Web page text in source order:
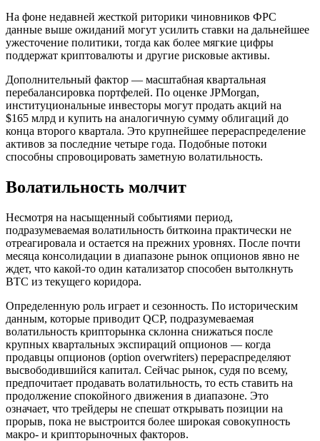
На фоне недавней жесткой риторики чиновников ФРС
данные выше ожиданий могут усилить ставки на дальнейшее
ужесточение политики, тогда как более мягкие цифры
поддержат криптовалюты и другие рисковые активы.
Дополнительный фактор — масштабная квартальная
перебалансировка портфелей. По оценке JPMorgan,
институциональные инвесторы могут продать акций на
$165 млрд и купить на аналогичную сумму облигаций до
конца второго квартала. Это крупнейшее перераспределение
активов за последние четыре года. Подобные потоки
способны спровоцировать заметную волатильность.
Волатильность молчит
Несмотря на насыщенный событиями период,
подразумеваемая волатильность биткоина практически не
отреагировала и остается на прежних уровнях. После почти
месяца консолидации в диапазоне рынок опционов явно не
ждет, что какой-то один катализатор способен вытолкнуть
BTC из текущего коридора.
Определенную роль играет и сезонность. По историческим
данным, которые приводит QCP, подразумеваемая
волатильность крипторынка склонна снижаться после
крупных квартальных экспираций опционов — когда
продавцы опционов (option overwriters) перераспределяют
высвободившийся капитал. Сейчас рынок, судя по всему,
предпочитает продавать волатильность, то есть ставить на
продолжение спокойного движения в диапазоне. Это
означает, что трейдеры не спешат открывать позиции на
прорыв, пока не выстроится более широкая совокупность
макро- и крипторыночных факторов.